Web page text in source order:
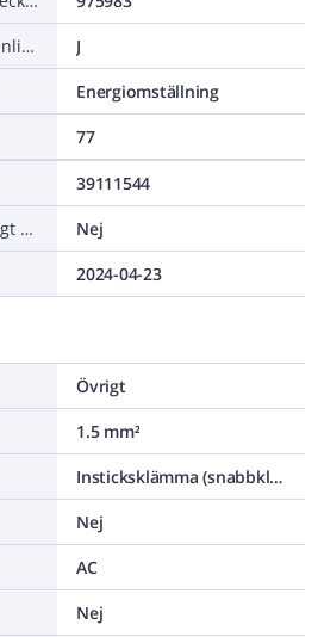
Förlängd ansvarstid enligt ALEM-09
J
Energiomställning
77
39111544
Informationsplikt enligt REACH
Nej
2024-04-23
Övrigt
1.5 mm²
Insticksklämma (snabbklämma)
Nej
AC
Nej